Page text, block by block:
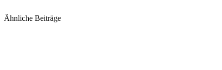
Ähnliche Beiträge